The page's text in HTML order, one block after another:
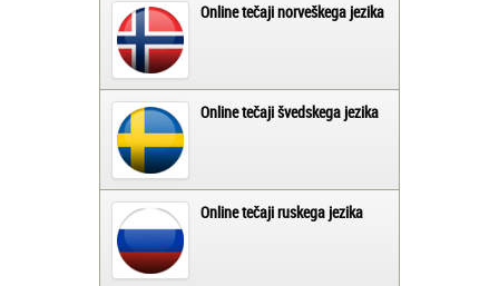
Online tečaji norveškega jezika
Online tečaji švedskega jezika
Online tečaji ruskega jezika